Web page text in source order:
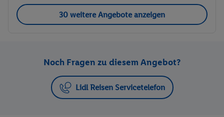
30 weitere Angebote anzeigen
Noch Fragen zu diesem Angebot?
Lidl Reisen Servicetelefon